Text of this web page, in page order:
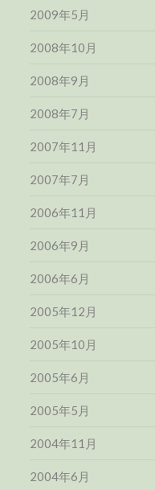
2009年5月
2008年10月
2008年9月
2008年7月
2007年11月
2007年7月
2006年11月
2006年9月
2006年6月
2005年12月
2005年10月
2005年6月
2005年5月
2004年11月
2004年6月